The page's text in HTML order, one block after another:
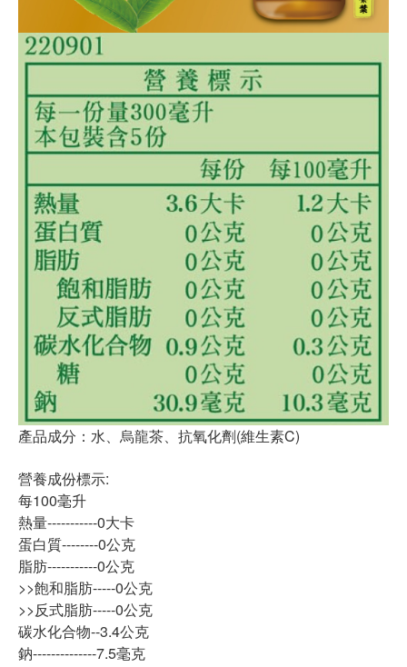
產品成分：水、烏龍茶、抗氧化劑(維生素C)
營養成份標示:
每100毫升
熱量-----------0大卡
蛋白質--------0公克
脂肪-----------0公克
>>飽和脂肪-----0公克
>>反式脂肪-----0公克
碳水化合物--3.4公克
鈉--------------7.5毫克